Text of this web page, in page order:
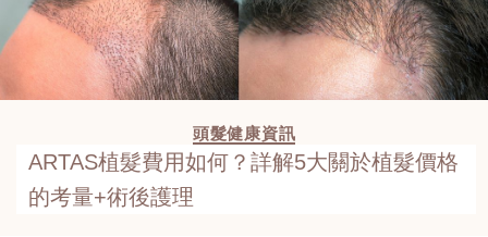
首頁
流行趨勢
頭髮健康資訊
ARTAS植髮費用如何？詳解5大關於植髮價格
的考量+術後護理